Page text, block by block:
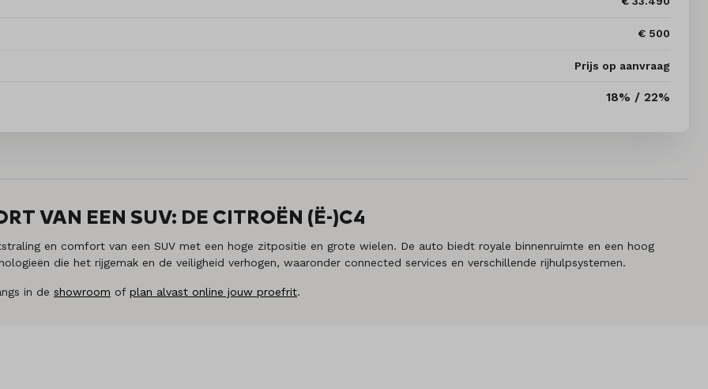
€ 500
Prijs op aanvraag
18% / 22%
VAN EEN SUV: DE CITROËN (Ë-)C4
en comfort van een SUV met een hoge zitpositie en grote wielen. De auto biedt royale binnenruimte en een hoog
die het rijgemak en de veiligheid verhogen, waaronder connected services en verschillende rijhulpsystemen.
in de showroom of plan alvast online jouw proefrit.